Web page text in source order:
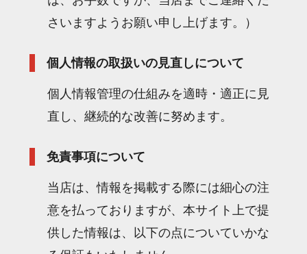
さいますようお願い申し上げます。）
個人情報の取扱いの見直しについて
個人情報管理の仕組みを適時・適正に見
直し、継続的な改善に努めます。
免責事項について
当店は、情報を掲載する際には細心の注
意を払っておりますが、本サイト上で提
供した情報は、以下の点についていかな